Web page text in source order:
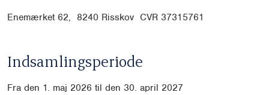
Enemærket 62, 8240 Risskov CVR 37315761
Indsamlingsperiode
Fra den 1. maj 2026 til den 30. april 2027